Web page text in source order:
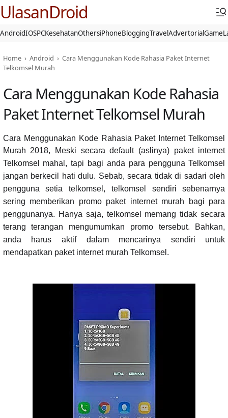
UlasanDroid
AndroidIOSPCKesehatanOthersiPhoneBloggingTravelAdvertorialGame
Home › Android › Cara Menggunakan Kode Rahasia Paket Internet
Telkomsel Murah
Cara Menggunakan Kode Rahasia
Paket Internet Telkomsel Murah
Cara Menggunakan Kode Rahasia Paket Internet Telkomsel
Murah 2018,
Meski secara default (aslinya) paket internet
Telkomsel mahal, tapi bagi anda para pengguna Telkomsel
jangan berkecil hati dulu. Sebab, secara tidak di sadari oleh
pengguna setia telkomsel, telkomsel sendiri sebenarnya
sering memberikan promo paket internet murah bagi para
penggunanya. Hanya saja, telkomsel memang tidak secara
terang terangan mengumumkan promo tersebut. Bahkan,
anda harus aktif dalam mencarinya sendiri untuk
mendapatkan paket internet murah Telkomsel.